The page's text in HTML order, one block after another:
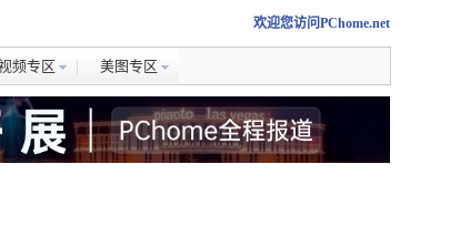
欢迎您访问PChome.net
频专区 美图专区